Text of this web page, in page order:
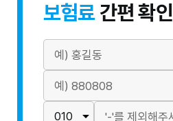
보험료간편 확인